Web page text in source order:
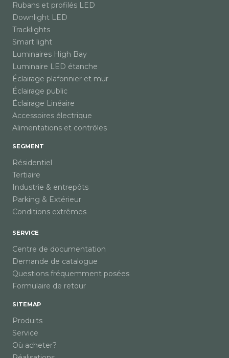
Rubans et profilés LED
Downlight LED
Tracklights
Smart light
Luminaires High Bay
Luminaire LED étanche
Éclairage plafonnier et mur
Éclairage public
Éclairage Linéaire
Accessoires électrique
Alimentations et contrôles
SEGMENT
Résidentiel
Tertiaire
Industrie & entrepôts
Parking & Extérieur
Conditions extrêmes
SERVICE
Centre de documentation
Demande de catalogue
Questions fréquemment posées
Formulaire de retour
SITEMAP
Produits
Service
Où acheter?